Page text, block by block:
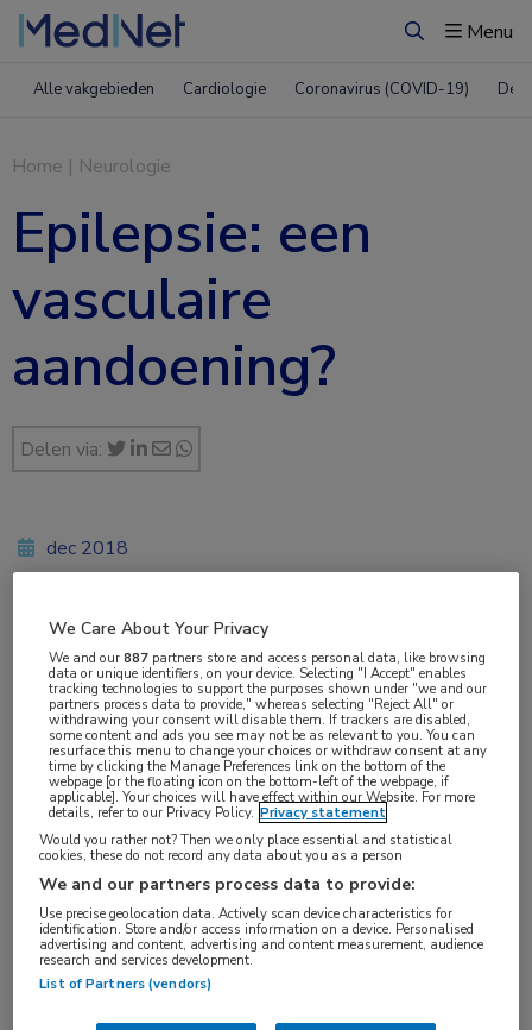
ZoekenMenu
Alle vakgebieden Cardiologie Coronavirus (COVID-19)
Home | Neurologie
Epilepsie: een
vasculaire
aandoening?
Delen via:
Log hier in om volledige
toegang te krijgen.
dec 2018
Vakgebieden:
Neurologie
Aandachtsgebieden:
Epilepsie
We Care About Your Privacy
We and our887 partners store and access personal data, like browsing
data or unique identifiers, on your device. Selecting "I Accept" enables
tracking technologies to support the purposes shown under "we and our
partners process data to provide," whereas selecting "Reject All" or
withdrawing your consent will disable them. If trackers are disabled,
some content and ads you see may not be as relevant to you. You can
resurface this menu to change your choices or withdraw consent at any
time by clicking the Manage Preferences link on the bottom of the
webpage [or the floating icon on the bottom-left of the webpage, if
applicable]. Your choices will have effect within our Website. For more
details, refer to our Privacy Policy. Privacy statement
Would you rather not? Then we only place essential and statistical
cookies, these do not record any data about you as a person
We and our partners process data to provide:
Use precise geolocation data. Actively scan device characteristics for
identification. Store and/or access information on a device. Personalised
advertising and content, advertising and content measurement, audience
research and services development.
List of Partners (vendors)